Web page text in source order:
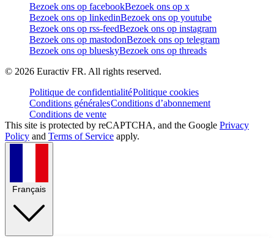
Bezoek ons op facebookBezoek ons op x
Bezoek ons op linkedinBezoek ons op youtube
Bezoek ons op rss-feedBezoek ons op instagram
Bezoek ons op mastodonBezoek ons op telegram
Bezoek ons op blueskyBezoek ons op threads
© 2026 Euractiv FR. All rights reserved.
Politique de confidentialitéPolitique cookies
Conditions généralesConditions d’abonnement
Conditions de vente
This site is protected by reCAPTCHA, and the Google Privacy
Policy and Terms of Service apply.
Français